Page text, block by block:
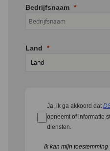
Bedrijfsnaam
Land
Ja, ik ga akkoord dat
opneemt of informatie
diensten.
Ik kan mijn toestemming